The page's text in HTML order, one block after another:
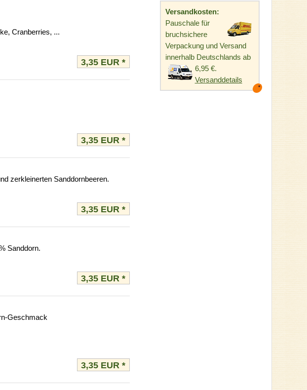
Versandkosten:
Pauschale für
bruchsichere
Verpackung und Versand
innerhalb Deutschlands ab
6,95 €.
Versanddetails
Cranberries, ...
3,35 EUR*
3,35 EUR*
zerkleinerten Sanddornbeeren.
3,35 EUR*
Sanddorn.
3,35 EUR*
Geschmack
3,35 EUR*